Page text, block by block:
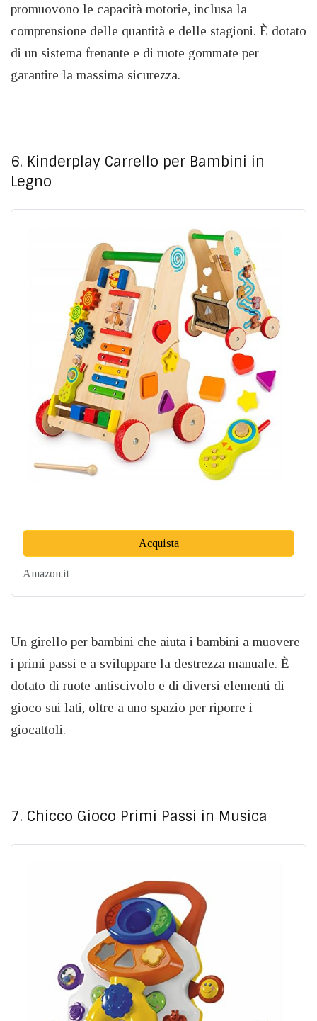
promuovono le capacità motorie, inclusa la
comprensione delle quantità e delle stagioni. È dotato
di un sistema frenante e di ruote gommate per
garantire la massima sicurezza.
6. Kinderplay Carrello per Bambini in
Legno
Acquista
Amazon.it
Un girello per bambini che aiuta i bambini a muovere
i primi passi e a sviluppare la destrezza manuale. È
dotato di ruote antiscivolo e di diversi elementi di
gioco sui lati, oltre a uno spazio per riporre i
giocattoli.
7. Chicco Gioco Primi Passi in Musica